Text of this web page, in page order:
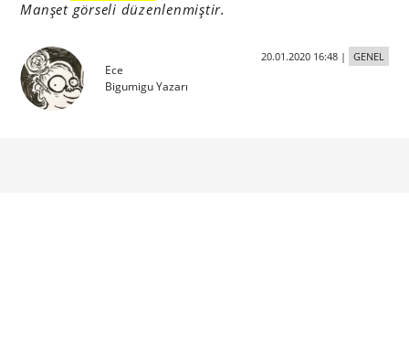
Manşet görseli düzenlenmiştir.
Ece
Bigumigu Yazarı
20.01.2020 16:48| GENEL